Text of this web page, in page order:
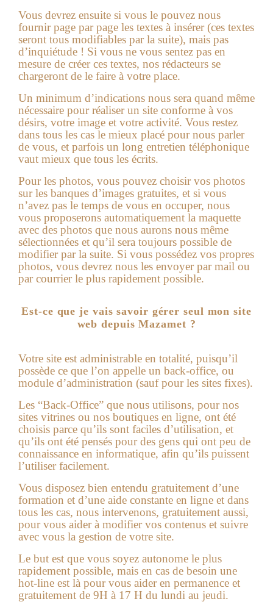
Vous devrez ensuite si vous le pouvez nous
fournir page par page les textes à insérer (ces textes
seront tous modifiables par la suite), mais pas
d’inquiétude ! Si vous ne vous sentez pas en
mesure de créer ces textes, nos rédacteurs se
chargeront de le faire à votre place.
Un minimum d’indications nous sera quand même
nécessaire pour réaliser un site conforme à vos
désirs, votre image et votre activité. Vous restez
dans tous les cas le mieux placé pour nous parler
de vous, et parfois un long entretien téléphonique
vaut mieux que tous les écrits.
Pour les photos, vous pouvez choisir vos photos
sur les banques d’images gratuites, et si vous
n’avez pas le temps de vous en occuper, nous
vous proposerons automatiquement la maquette
avec des photos que nous aurons nous même
sélectionnées et qu’il sera toujours possible de
modifier par la suite. Si vous possédez vos propres
photos, vous devrez nous les envoyer par mail ou
par courrier le plus rapidement possible.
Est-ce que je vais savoir gérer seul mon site
web depuis Mazamet ?
Votre site est administrable en totalité, puisqu’il
possède ce que l’on appelle un back-office, ou
module d’administration (sauf pour les sites fixes).
Les “Back-Office” que nous utilisons, pour nos
sites vitrines ou nos boutiques en ligne, ont été
choisis parce qu’ils sont faciles d’utilisation, et
qu’ils ont été pensés pour des gens qui ont peu de
connaissance en informatique, afin qu’ils puissent
l’utiliser facilement.
Vous disposez bien entendu gratuitement d’une
formation et d’une aide constante en ligne et dans
tous les cas, nous intervenons, gratuitement aussi,
pour vous aider à modifier vos contenus et suivre
avec vous la gestion de votre site.
Le but est que vous soyez autonome le plus
rapidement possible, mais en cas de besoin une
hot-line est là pour vous aider en permanence et
gratuitement de 9H à 17 H du lundi au jeudi.